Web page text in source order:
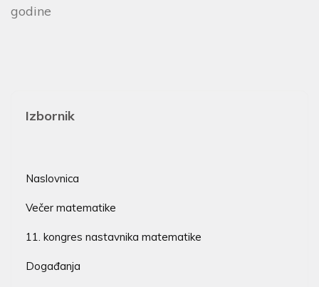
godine
Izbornik
Naslovnica
Večer matematike
11. kongres nastavnika matematike
Događanja